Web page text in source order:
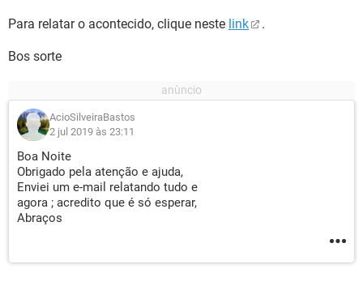
Para relatar o acontecido, clique neste link .
Bos sorte
AcioSilveiraBastos
2 jul 2019 às 23:11
Boa Noite
Obrigado pela atenção e ajuda,
Enviei um e-mail relatando tudo e
agora ; acredito que é só esperar,
Abraços